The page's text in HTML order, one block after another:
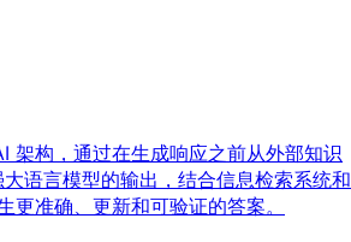
架构，通过在生成响应之前从外部知识
语言模型的输出，结合信息检索系统和
更准确、更新和可验证的答案。